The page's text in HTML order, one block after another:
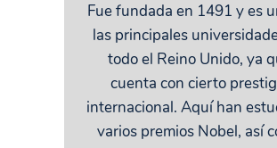
Fue fundada en 1491 y es
las principales
todo el Reino Unido, ya
cuenta con cierto
internacional. Aquí han
varios premios Nobel, así